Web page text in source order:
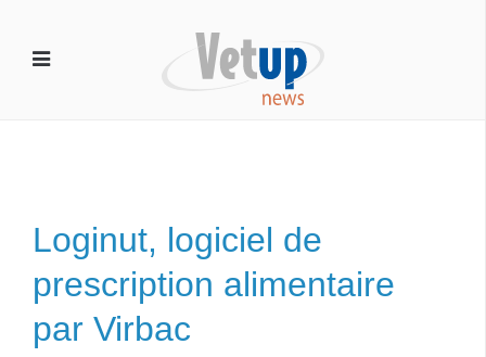
Loginut, logiciel de
prescription alimentaire
par Virbac